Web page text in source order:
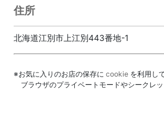
住所
北海道江別市上江別443番地-1
※お気に入りのお店の保存に cookie を利用し
ブラウザのプライベートモードやシークレ